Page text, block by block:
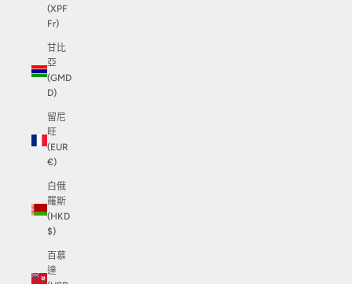
(XPF
Fr)
甘比
亞
(GMD
D)
留尼
旺
(EUR
€)
白俄
羅斯
(HKD
$)
百慕
達